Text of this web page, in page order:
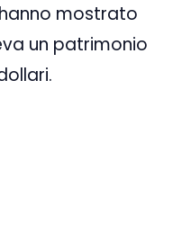
mostrato
un patrimonio